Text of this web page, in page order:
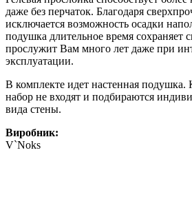
даже без перчаток. Благодаря
исключается возможность осадки
подушка длительное время сохраняет
прослужит Вам много лет даже при
эксплуатации.
В комплекте идет настенная подушка.
набор не входят и подбираются
вида стены.
Виробник:
V`Noks